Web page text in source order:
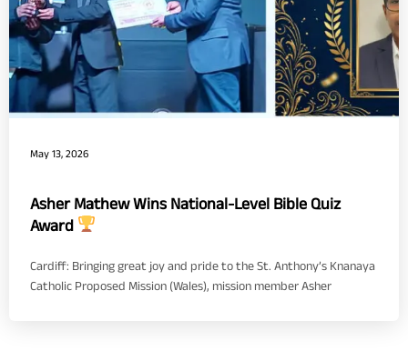
May 13, 2026
Asher Mathew Wins National-Level Bible Quiz
Award
Cardiff: Bringing great joy and pride to the St. Anthony’s Knanaya
Catholic Proposed Mission (Wales), mission member Asher